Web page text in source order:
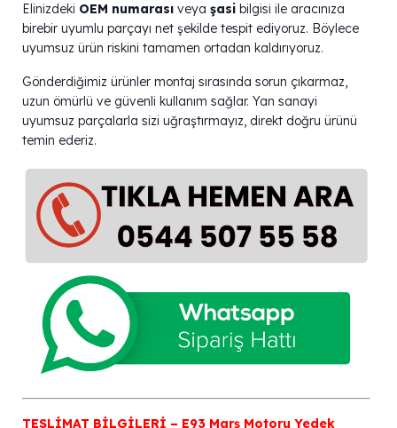
Elinizdeki OEM numarası veya şasi bilgisi ile aracınıza
birebir uyumlu parçayı net şekilde tespit ediyoruz. Böylece
uyumsuz ürün riskini tamamen ortadan kaldırıyoruz.
Gönderdiğimiz ürünler montaj sırasında sorun çıkarmaz,
uzun ömürlü ve güvenli kullanım sağlar. Yan sanayi
uyumsuz parçalarla sizi uğraştırmayız, direkt doğru ürünü
temin ederiz.
TESLİMAT BİLGİLERİ – E93 Marş Motoru Yedek